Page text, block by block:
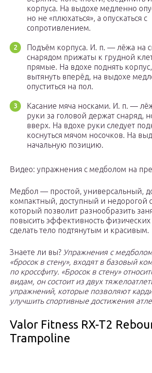
корпуса. На выдохе медленно
но не «плюхаться», а опускаться с
сопротивлением.
Подъём корпуса. И. п. — лёжа на
снарядом прижаты к грудной
прямые. На вдохе поднять
вытянуть вперёд, на выдохе
опуститься на пол.
Касание мяча носками. И. п. —
руки за головой держат снаряд,
вверх. На вдохе руки следует
коснуться мячом носочков. На
начальную позицию.
Видео: упражнения с медболом на
Медбол — простой, универсальный,
компактный, доступный и недорогой
который позволит разнообразить
повысить эффективность
сделать тело подтянутым и красивым.
Знаете ли вы? Упражнения с
«бросок в стену», входят в базовый
по кроссфиту. «Бросок в стену»
видам, он состоит из двух
упражнений, которые позволяют
улучшить спортивные достижения
Valor Fitness RX-T2
Trampoline